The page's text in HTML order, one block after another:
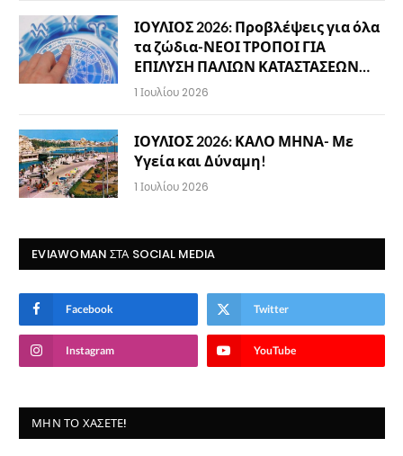
ΙΟΥΛΙΟΣ 2026: Προβλέψεις για όλα
τα ζώδια-ΝΕΟΙ ΤΡΟΠΟΙ ΓΙΑ
ΕΠΙΛΥΣΗ ΠΑΛΙΩΝ ΚΑΤΑΣΤΑΣΕΩΝ…
1 Ιουλίου 2026
ΙΟΥΛΙΟΣ 2026: ΚΑΛΟ ΜΗΝΑ- Με
Υγεία και Δύναμη!
1 Ιουλίου 2026
EVIAWOMAN ΣΤΑ SOCIAL MEDIA
Facebook Twitter
Instagram YouTube
ΜΗΝ ΤΟ ΧΆΣΕΤΕ!